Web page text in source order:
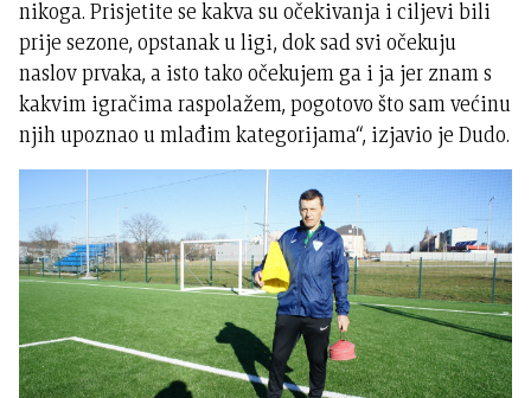
nikoga. Prisjetite se kakva su očekivanja i ciljevi bili
prije sezone, opstanak u ligi, dok sad svi očekuju
naslov prvaka, a isto tako očekujem ga i ja jer znam s
kakvim igračima raspolažem, pogotovo što sam većinu
njih upoznao u mlađim kategorijama“, izjavio je Dudo.